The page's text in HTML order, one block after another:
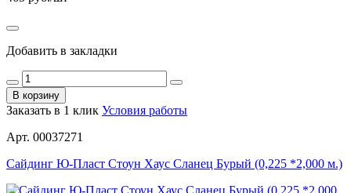
Добавить в закладки
В корзину
Заказать в 1 клик Условия работы
Арт. 00037271
Сайдинг Ю-Пласт Стоун Хаус Сланец Бурый (0,225 *2,000 м.)